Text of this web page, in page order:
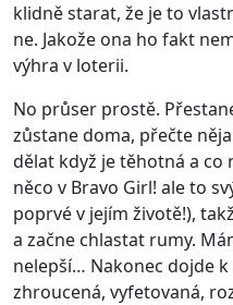
klidně starat, že je to
ne. Jakože ona ho fakt
výhra v loterii.
No průser prostě.
zůstane doma, přečte
dělat když je těhotná a co
něco v Bravo Girl! ale to
poprvé v jejím životě!),
a začne chlastat rumy.
nelepší… Nakonec dojde
zhroucená, vyfetovaná,